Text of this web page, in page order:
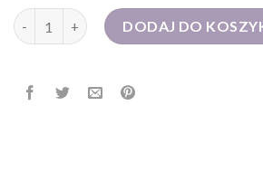
ilość torebka DODAJ DO